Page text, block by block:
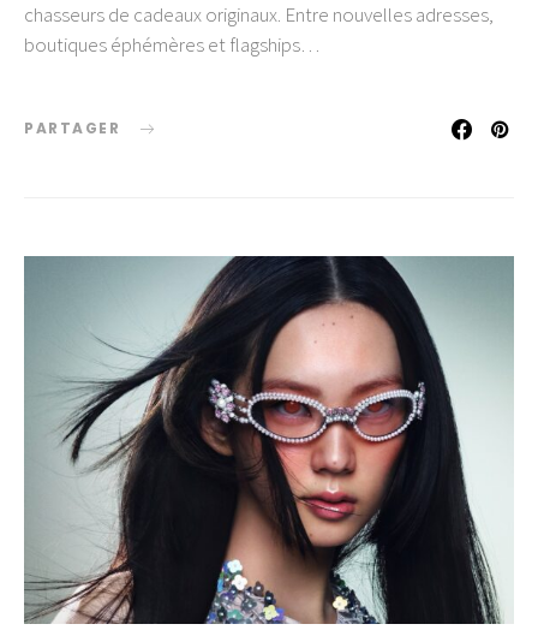
chasseurs de cadeaux originaux. Entre nouvelles adresses,
boutiques éphémères et flagships…
PARTAGER